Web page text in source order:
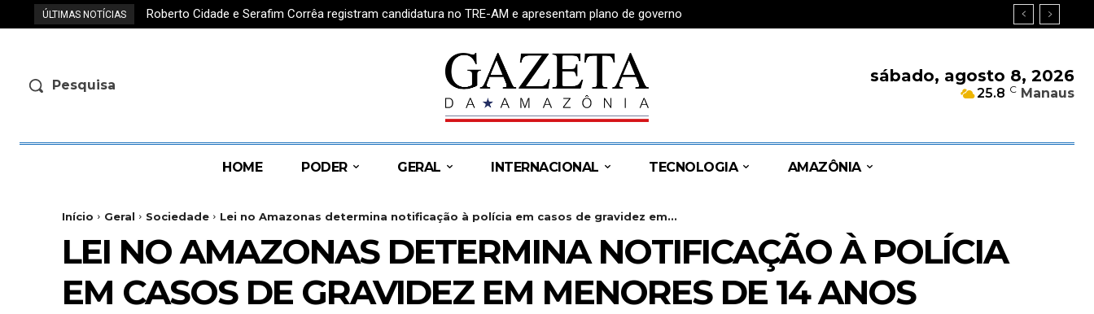
ÚLTIMAS NOTÍCIAS Roberto Cidade e Serafim Corrêa registram candidatura no TRE-AM e apresentam plano de governo
Pesquisa sábado, agosto 8, 2026
25.8 C Manaus
HOME PODER GERAL INTERNACIONAL TECNOLOGIA AMAZÔNIA
Início Geral Sociedade Lei no Amazonas determina notificação à polícia em casos de gravidez em...
LEI NO AMAZONAS DETERMINA NOTIFICAÇÃO À POLÍCIA
EM CASOS DE GRAVIDEZ EM MENORES DE 14 ANOS